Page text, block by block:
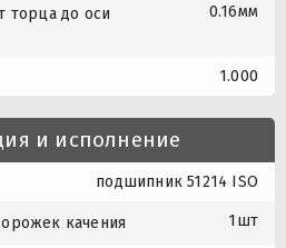
торца до оси
0.16мм
1.000
и исполнение
подшипник 51214 ISO
качения 1шт